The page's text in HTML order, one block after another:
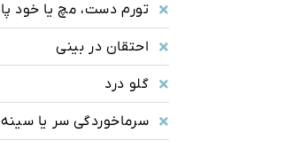
تورم دست، مچ یا خود پا
احتقان در بینی
گلو درد
سرماخوردگی سر یا سینه